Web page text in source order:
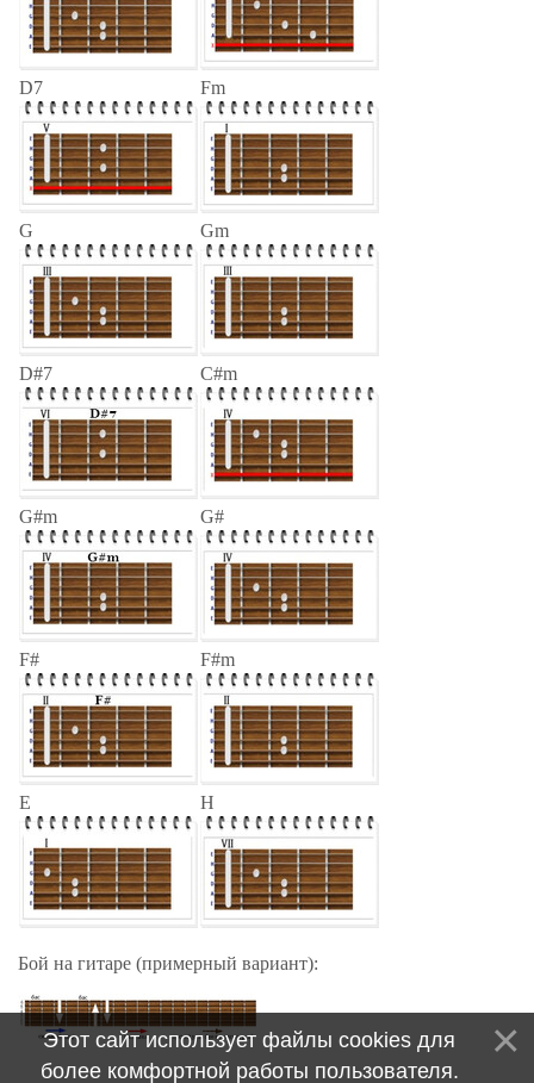
D7 Fm
G Gm
D#7 C#m
G#m G#
F# F#m
E H
Бой на гитаре (примерный вариант):
Этот сайт использует файлы cookies для
более комфортной работы пользователя.